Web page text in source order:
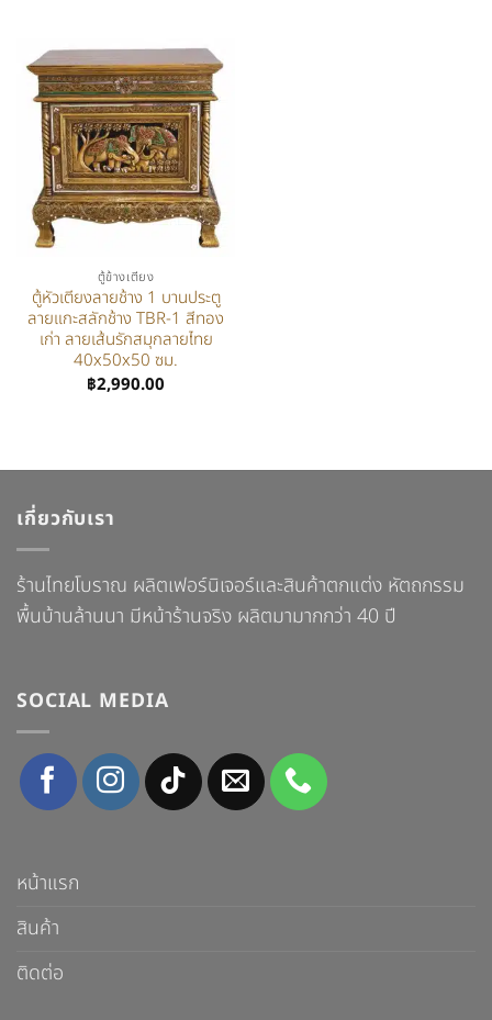
ตู้ข้างเตียง
ตู้หัวเตียงลายช้าง 1 บานประตู
ลายแกะสลักช้าง TBR-1 สีทอง
เก่า ลายเส้นรักสมุกลายไทย
40x50x50 ซม.
฿2,990.00
เกี่ยวกับเรา
ร้านไทยโบราณ ผลิตเฟอร์นิเจอร์และสินค้าตกแต่ง หัตถกรรม
พื้นบ้านล้านนา มีหน้าร้านจริง ผลิตมามากกว่า 40 ปี
SOCIAL MEDIA
หน้าแรก
สินค้า
ติดต่อ